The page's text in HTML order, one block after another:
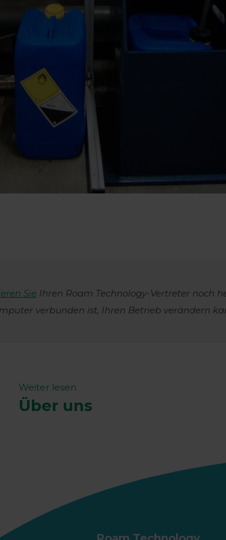
Sie Ihren Roam Technology-Vertreter noch
verbunden ist, Ihren Betrieb verändern
Weiter lesen
Über uns